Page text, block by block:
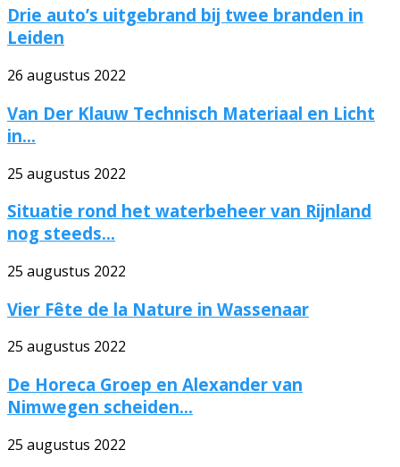
Drie auto’s uitgebrand bij twee branden in
Leiden
26 augustus 2022
Van Der Klauw Technisch Materiaal en Licht
in...
25 augustus 2022
Situatie rond het waterbeheer van Rijnland
nog steeds...
25 augustus 2022
Vier Fête de la Nature in Wassenaar
25 augustus 2022
De Horeca Groep en Alexander van
Nimwegen scheiden...
25 augustus 2022